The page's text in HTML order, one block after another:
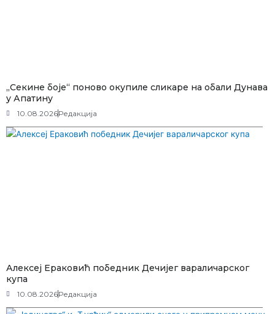
„Секине боје“ поново окупиле сликаре на обали Дунава
у Апатину
10.08.2026Редакција
Алексеј Ераковић победник Дечијег вараличарског
купа
10.08.2026Редакција